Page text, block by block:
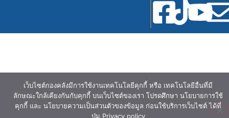
เว็บไซต์กองคลังมีการใช้งานเทคโนโลยีคุกกี้ หรือ เทคโนโลยีอื่นที่มี
ลักษณะใกล้เคียงกันกับคุกกี้ บนเว็บไซต์ของเรา โปรดศึกษา นโยบายการใช้
คุกกี้ และ นโยบายความเป็นส่วนตัวของข้อมูล ก่อนใช้บริการเว็บไซต์ ได้ที่
ปุ่ม Privacy policy